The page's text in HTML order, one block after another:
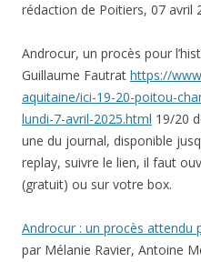
rédaction de Poitiers, 07 avril
Androcur, un procès pour
Guillaume Fautrat https://
aquitaine/ici-19-20-poitou-
lundi-7-avril-2025.html 19/20
une du journal, disponible
replay, suivre le lien, il faut
(gratuit) ou sur votre box.
Androcur : un procès attendu
par Mélanie Ravier, Antoine